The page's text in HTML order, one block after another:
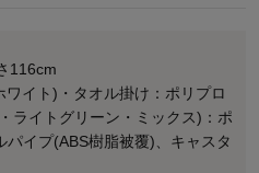
116cm
イト)・タオル掛け：ポリプロ
ライトグリーン・ミックス)：ポ
パイプ(ABS樹脂被覆)、キャスタ